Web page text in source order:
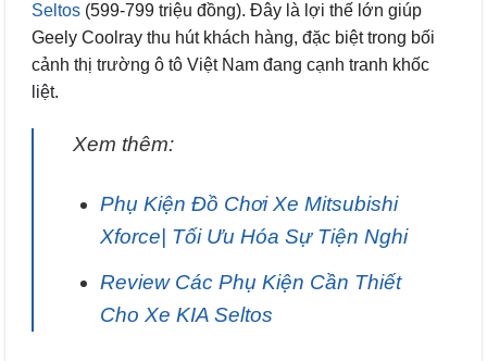
Seltos (599-799 triệu đồng). Đây là lợi thế lớn giúp
Geely Coolray thu hút khách hàng, đặc biệt trong bối
cảnh thị trường ô tô Việt Nam đang cạnh tranh khốc
liệt.
Xem thêm:
Phụ Kiện Đồ Chơi Xe Mitsubishi
Xforce| Tối Ưu Hóa Sự Tiện Nghi
Review Các Phụ Kiện Cần Thiết
Cho Xe KIA Seltos